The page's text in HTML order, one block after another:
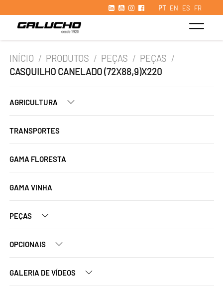
PT EN ES FR
INÍCIO / PRODUTOS / PEÇAS / PEÇAS /
CASQUILHO CANELADO (72X88,9)X220
AGRICULTURA
TRANSPORTES
GAMA FLORESTA
GAMA VINHA
PEÇAS
OPCIONAIS
GALERIA DE VÍDEOS